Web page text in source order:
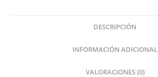
DESCRIPCIÓN
INFORMACIÓN ADICIONAL
VALORACIONES (0)